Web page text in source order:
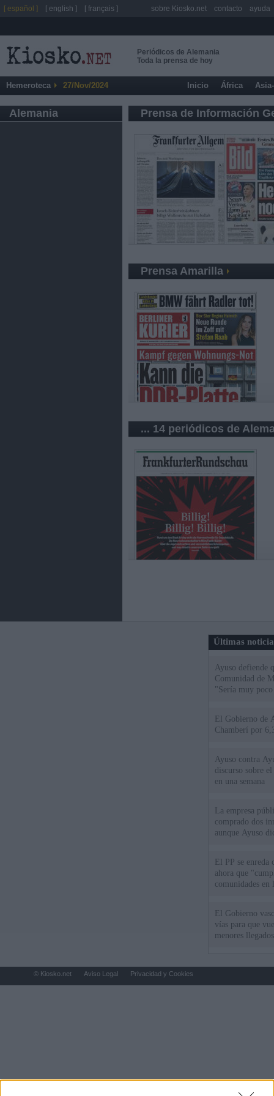
Periódicos de Alemania
Toda la prensa de hoy
Hemeroteca 27/Nov/2024 Inicio África
Alemania Prensa de Información
Prensa Amarilla
... 14 periódicos de
Últimas
Ayuso defiende
Comunidad de
"Sería muy
El Gobierno de
Chamberí por
Ayuso contra
discurso sobre
en una semana
La empresa
comprado dos
aunque Ayuso
El PP se
ahora que
comunidades en
El Gobierno
vías para que
menores
[ español ] [ english ] [ français ] sobre Kiosko.net contacto ayuda
© Kiosko.net Aviso Legal Privacidad y Cookies